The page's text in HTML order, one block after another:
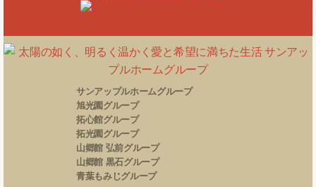
サンアップルホームグループ
旭光園グループ
拓心館グループ
拓光園グループ
山郷館 弘前グループ
山郷館 黒石グループ
青葉もみじグループ